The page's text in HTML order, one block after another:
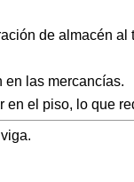
de almacén al
en las mercancías.
el piso, lo que